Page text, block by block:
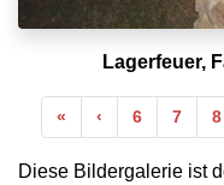
Lagerfeuer,
«Anfang
‹Vorherige
6 7 8
Diese Bildergalerie ist